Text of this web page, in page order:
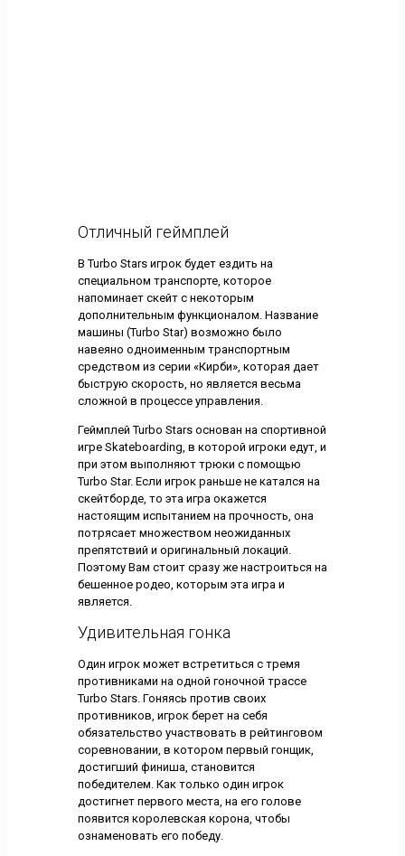
Отличный геймплей
В Turbo Stars игрок будет ездить на
специальном транспорте, которое
напоминает скейт с некоторым
дополнительным функционалом. Название
машины (Turbo Star) возможно было
навеяно одноименным транспортным
средством из серии «Кирби», которая дает
быструю скорость, но является весьма
сложной в процессе управления.
Геймплей Turbo Stars основан на спортивной
игре Skateboarding, в которой игроки едут, и
при этом выполняют трюки с помощью
Turbo Star. Если игрок раньше не катался на
скейтборде, то эта игра окажется
настоящим испытанием на прочность, она
потрясает множеством неожиданных
препятствий и оригинальный локаций.
Поэтому Вам стоит сразу же настроиться на
бешенное родео, которым эта игра и
является.
Удивительная гонка
Один игрок может встретиться с тремя
противниками на одной гоночной трассе
Turbo Stars. Гоняясь против своих
противников, игрок берет на себя
обязательство участвовать в рейтинговом
соревновании, в котором первый гонщик,
достигший финиша, становится
победителем. Как только один игрок
достигнет первого места, на его голове
появится королевская корона, чтобы
ознаменовать его победу.